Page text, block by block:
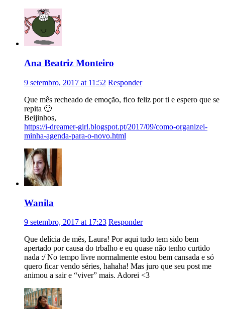
Ana Beatriz Monteiro
9 setembro, 2017 at 11:52 Responder
Que mês recheado de emoção, fico feliz por ti e espero que se
repita 🙂
Beijinhos,
https://i-dreamer-girl.blogspot.pt/2017/09/como-organizei-
minha-agenda-para-o-novo.html
Wanila
9 setembro, 2017 at 17:23 Responder
Que delícia de mês, Laura! Por aqui tudo tem sido bem
apertado por causa do trbalho e eu quase não tenho curtido
nada :/ No tempo livre normalmente estou bem cansada e só
quero ficar vendo séries, hahaha! Mas juro que seu post me
animou a sair e “viver” mais. Adorei <3